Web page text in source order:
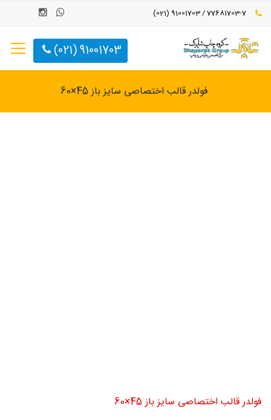
91001703 (021)
فولدر قالب اختصاصی سایز باز 45×60
فولدر قالب اختصاصی سایز باز 45×60